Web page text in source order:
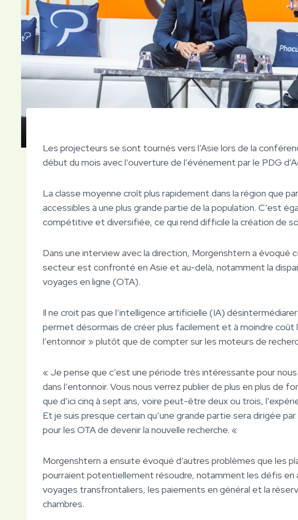
Les projecteurs se sont tournés vers l’Asie lors de la
début du mois avec l’ouverture de l’événement par le PDG
La classe moyenne croît plus rapidement dans la région que
accessibles à une plus grande partie de la population. C’est
compétitive et diversifiée, ce qui rend difficile la création de
Dans une interview avec la direction, Morgenshtern a évoqué
secteur est confronté en Asie et au-delà, notamment la
voyages en ligne (OTA).
Il ne croit pas que l’intelligence artificielle (IA)
permet désormais de créer plus facilement et à moindre coût
l’entonnoir » plutôt que de compter sur les moteurs de
« Je pense que c’est une période très intéressante pour
dans l’entonnoir. Vous nous verrez publier de plus en plus de
que d’ici cinq à sept ans, voire peut-être deux ou trois,
Et je suis presque certain qu’une grande partie sera dirigée
pour les OTA de devenir la nouvelle recherche. «
Morgenshtern a ensuite évoqué d’autres problèmes que les
pourraient potentiellement résoudre, notamment les défis en
voyages transfrontaliers, les paiements en général et la
chambres.